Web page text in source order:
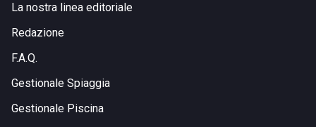
La nostra linea editoriale
Redazione
F.A.Q.
Gestionale Spiaggia
Gestionale Piscina